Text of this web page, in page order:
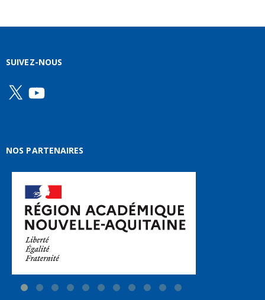
SUIVEZ-NOUS
X YouTube
NOS PARTENAIRES